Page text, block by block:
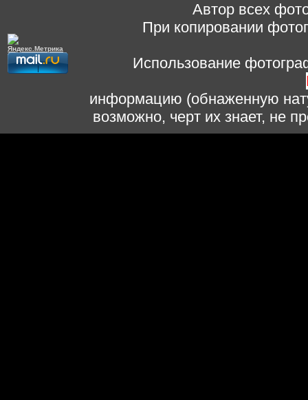
Автор всех
При копировании
Использование
информацию (обнаженную
возможно, черт их знает, не